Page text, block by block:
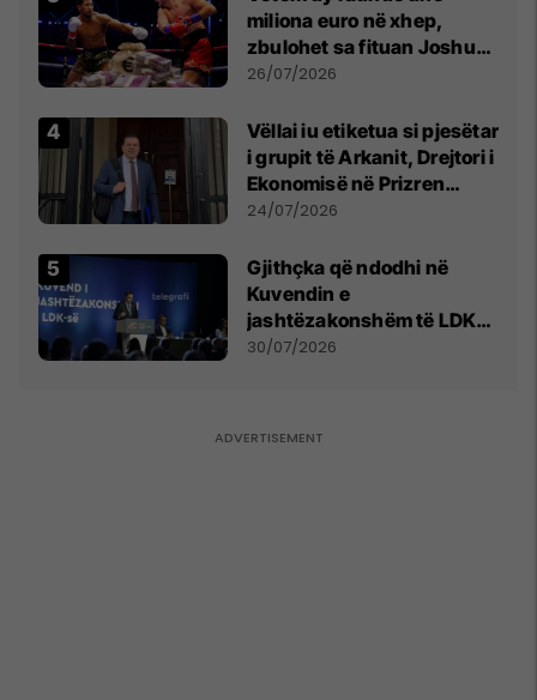
miliona euro në xhep,
zbulohet sa fituan Joshua
e Prenga
26/07/2026
Vëllai iu etiketua si pjesëtar
i grupit të Arkanit, Drejtori i
Ekonomisë në Prizren
mohon pretendimet
24/07/2026
Gjithçka që ndodhi në
Kuvendin e
jashtëzakonshëm të LDK-
së
30/07/2026